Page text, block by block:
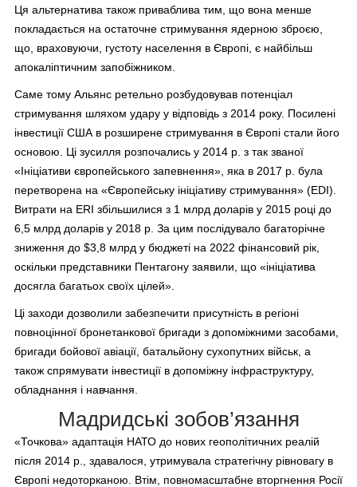
Ця альтернатива також приваблива тим, що вона менше
покладається на остаточне стримування ядерною зброєю,
що, враховуючи, густоту населення в Європі, є найбільш
апокаліптичним запобіжником.
Саме тому Альянс ретельно розбудовував потенціал
стримування шляхом удару у відповідь з 2014 року. Посилені
інвестиції США в розширене стримування в Європі стали його
основою. Ці зусилля розпочались у 2014 р. з так званої
«Ініціативи європейського запевнення», яка в 2017 р. була
перетворена на «Європейську ініціативу стримування» (EDI).
Витрати на ERI збільшилися з 1 млрд доларів у 2015 році до
6,5 млрд доларів у 2018 р. За цим послідувало багаторічне
зниження до $3,8 млрд у бюджеті на 2022 фінансовий рік,
оскільки представники Пентагону заявили, що «ініціатива
досягла багатьох своїх цілей».
Ці заходи дозволили забезпечити присутність в регіоні
повноцінної бронетанкової бригади з допоміжними засобами,
бригади бойової авіації, батальйону сухопутних військ, а
також спрямувати інвестиції в допоміжну інфраструктуру,
обладнання і навчання.
Мадридські зобов’язання
«Точкова» адаптація НАТО до нових геополітичних реалій
після 2014 р., здавалося, утримувала стратегічну рівновагу в
Європі недоторканою. Втім, повномасштабне вторгнення Росії